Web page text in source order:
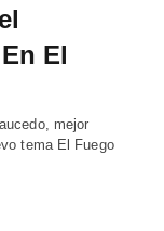
El
mejor
tema El Fuego